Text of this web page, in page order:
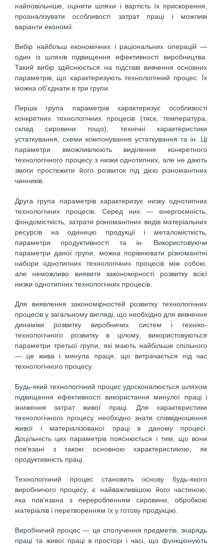
найповільніше, оцінити шляхи і вартість їх прискорення,
проаналізувати особливості затрат праці і можливі
варіанти економії.
Вибір найбільш економічних і раціональних операцій —
один із шляхів підвищення ефективності виробництва.
Такий вибір здійснюється на підставі вивчення основних
параметрів, що характеризують технологічний процес. Їх
можна об’єднати в три групи.
Перша група параметрів характеризує особливості
конкретних технологічних процесів (тиск, температура,
склад сировини тощо), технічні характеристики
устаткування, схеми компонування устаткування та ін. Ці
параметри вможливлюють виділення конкретного
технологічного процесу з низки однотипних, але не дають
змоги простежити його розвиток під дією різноманітних
чинників.
Друга група параметрів характеризує низку однотипних
технологічних процесів. Серед них — енергоємність,
фондомісткість, затрати різноманітних видів матеріальних
ресурсів на одиницю продукції і металомісткість,
параметри продуктивності та ін. Використовуючи
параметри даної групи, можна порівнювати різноманітні
набори однотипних технологічних процесів між собою,
але неможливо виявити закономірності розвитку всієї
низки однотипних технологічних процесів.
Для виявлення закономірностей розвитку технологічних
процесів у загальному вигляді, що необхідно для вивчення
динаміки розвитку виробничих систем і техніко-
технологічного розвитку в цілому, використовуються
параметри третьої групи, які мають найбільше спільного
— це жива і минула праця, що витрачається під час
технологічного процесу.
Будь-який технологічний процес удосконалюється шляхом
підвищення ефективності використання минулої праці і
зниження затрат живої праці. Для характеристики
технологічного процесу необхідно знати співвідношення
живої і матеріалізованої праці в даному процесі.
Доцільність цих параметрів пояснюється і тим, що вони
пов’язані з такою основною характеристикою, як
продуктивність праці.
Технологічний процес становить основу будь-якого
виробничого процесу, є найважливішою його частиною,
яка пов’язана з переробленням сировини, обробкою
матеріалів і перетворенням їх у готову продукцію.
Виробничий процес — це сполучення предметів, знарядь
праці та живої праці в просторі і часі, що функціонують